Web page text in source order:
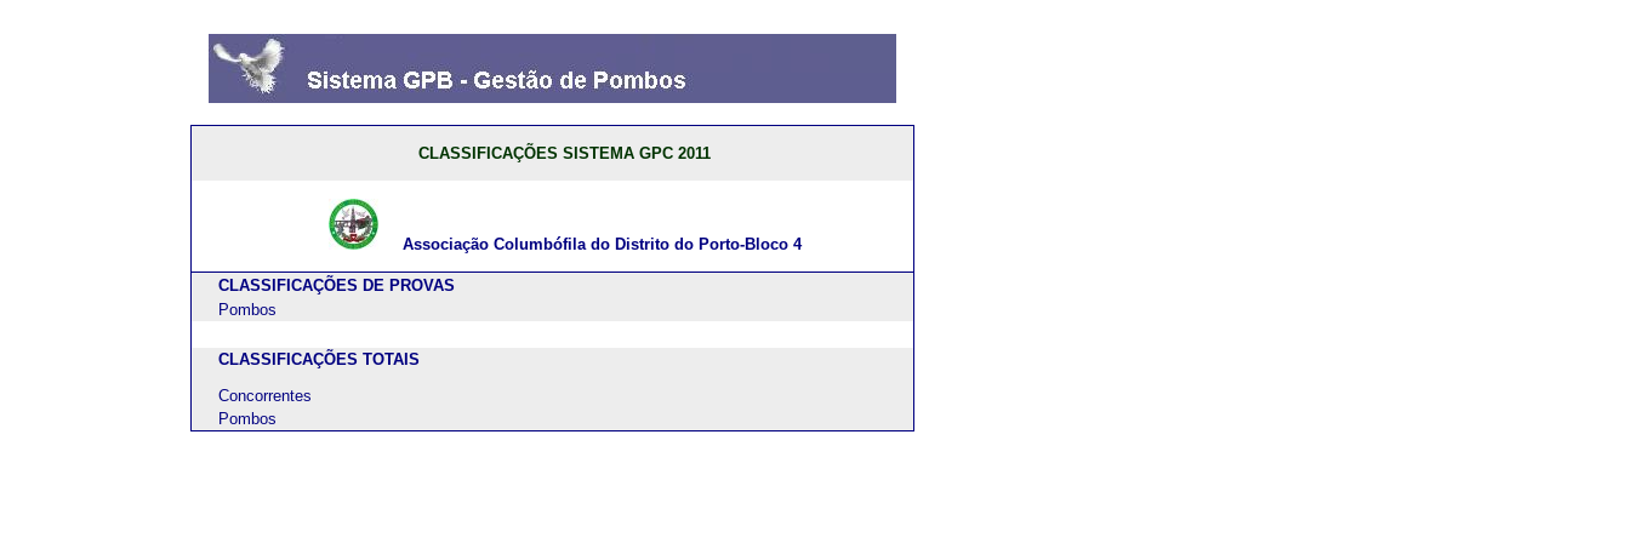
CLASSIFICAÇÕES SISTEMA GPC 2011
Associação Columbófila do Distrito do Porto-Bloco 4
CLASSIFICAÇÕES DE PROVAS
Pombos
CLASSIFICAÇÕES TOTAIS
Concorrentes
Pombos